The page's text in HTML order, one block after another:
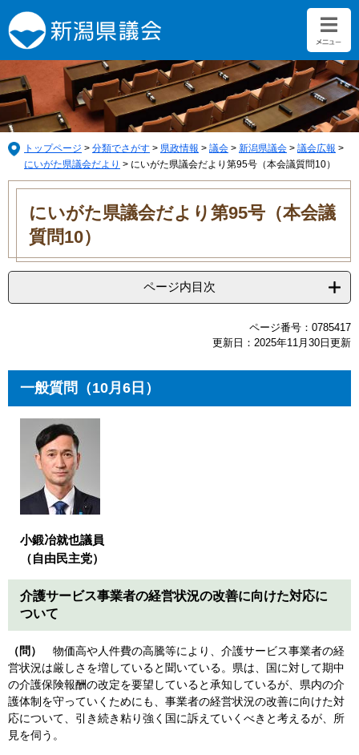
ー
ジ
の
先
頭
で
す。
ニ
ュ
ー
を
飛
ば
し
て
トップページ > 分類でさがす > 県政情報 > 議会 > 新潟県議会 > 議会広報 >
にいがた県議会だより > にいがた県議会だより第95号（本会議質問10）
本
にいがた県議会だより第95号（本会議
質問10）
ページ内目次
ページ番号：0785417
更新日：2025年11月30日更新
一般質問（10月6日）
小鍛冶就也議員
（自由民主党）
介護サービス事業者の経営状況の改善に向けた対応に
ついて
（問） 物価高や人件費の高騰等により、介護サービス事業者の経
営状況は厳しさを増していると聞いている。県は、国に対して期中
の介護保険報酬の改定を要望していると承知しているが、県内の介
護体制を守っていくためにも、事業者の経営状況の改善に向けた対
応について、引き続き粘り強く国に訴えていくべきと考えるが、所
見を伺う。